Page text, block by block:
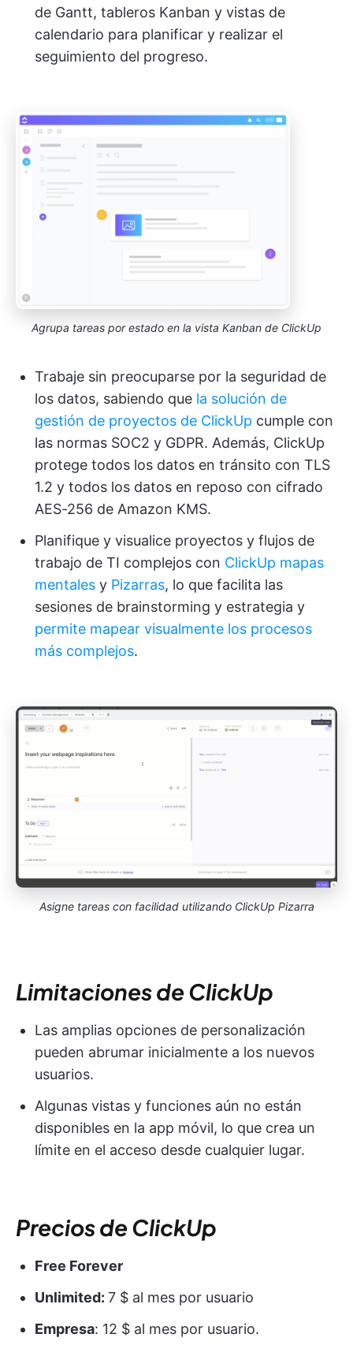
de Gantt, tableros Kanban y vistas de
calendario para planificar y realizar el
seguimiento del progreso.
Agrupa tareas por estado en la vista Kanban de ClickUp
Trabaje sin preocuparse por la seguridad de
los datos, sabiendo que la solución de
gestión de proyectos de ClickUp cumple con
las normas SOC2 y GDPR. Además, ClickUp
protege todos los datos en tránsito con TLS
1.2 y todos los datos en reposo con cifrado
AES-256 de Amazon KMS.
Planifique y visualice proyectos y flujos de
trabajo de TI complejos con ClickUp mapas
mentales y Pizarras, lo que facilita las
sesiones de brainstorming y estrategia y
permite mapear visualmente los procesos
más complejos.
Asigne tareas con facilidad utilizando ClickUp Pizarra
Limitaciones de ClickUp
Las amplias opciones de personalización
pueden abrumar inicialmente a los nuevos
usuarios.
Algunas vistas y funciones aún no están
disponibles en la app móvil, lo que crea un
límite en el acceso desde cualquier lugar.
Precios de ClickUp
Free Forever
Unlimited: 7 $ al mes por usuario
Empresa: 12 $ al mes por usuario.